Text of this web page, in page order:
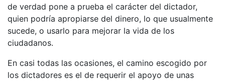
de verdad pone a prueba el carácter del dictador,
quien podría apropiarse del dinero, lo que usualmente
sucede, o usarlo para mejorar la vida de los
ciudadanos.
En casi todas las ocasiones, el camino escogido por
los dictadores es el de requerir el apoyo de unas